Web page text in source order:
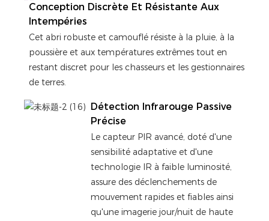
Conception Discrète Et Résistante Aux
Intempéries
Cet abri robuste et camouflé résiste à la pluie, à la
poussière et aux températures extrêmes tout en
restant discret pour les chasseurs et les gestionnaires
de terres.
Détection Infrarouge Passive
Précise
Le capteur PIR avancé, doté d'une
sensibilité adaptative et d'une
technologie IR à faible luminosité,
assure des déclenchements de
mouvement rapides et fiables ainsi
qu'une imagerie jour/nuit de haute